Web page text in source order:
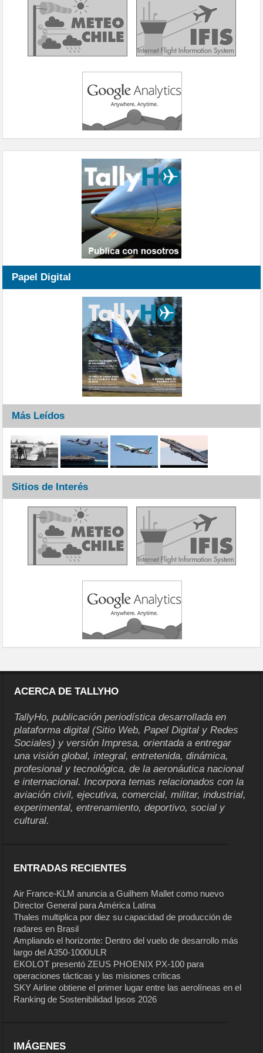
Papel Digital
Más Leídos
Sitios de Interés
ACERCA DE TALLYHO
TallyHo, publicación periodística desarrollada en
plataforma digital (Sitio Web, Papel Digital y Redes
Sociales) y versión Impresa, orientada a entregar
una visión global, integral, entretenida, dinámica,
profesional y tecnológica, de la aeronáutica nacional
e internacional. Incorpora temas relacionados con la
aviación civil, ejecutiva, comercial, militar, industrial,
experimental, entrenamiento, deportivo, social y
cultural.
ENTRADAS RECIENTES
Air France-KLM anuncia a Guilhem Mallet como nuevo
Director General para América Latina
Thales multiplica por diez su capacidad de producción de
radares en Brasil
Ampliando el horizonte: Dentro del vuelo de desarrollo más
largo del A350-1000ULR
EKOLOT presentó ZEUS PHOENIX PX-100 para
operaciones tácticas y las misiones críticas
SKY Airline obtiene el primer lugar entre las aerolíneas en el
Ranking de Sostenibilidad Ipsos 2026
IMÁGENES